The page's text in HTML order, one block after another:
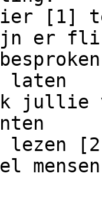
hier [1]
er
laten
jullie
lezen
mensen